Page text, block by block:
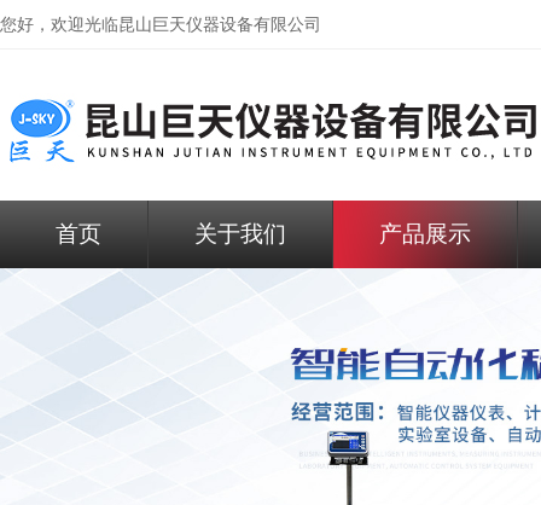
您好，欢迎光临昆山巨天仪器设备有限公司
首页 关于我们 产品展示